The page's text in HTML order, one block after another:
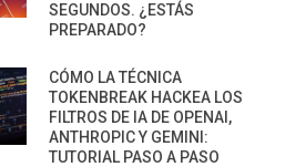
SEGUNDOS. ¿ESTÁS
PREPARADO?
CÓMO LA TÉCNICA
TOKENBREAK HACKEA LOS
FILTROS DE IA DE OPENAI,
ANTHROPIC Y GEMINI:
TUTORIAL PASO A PASO